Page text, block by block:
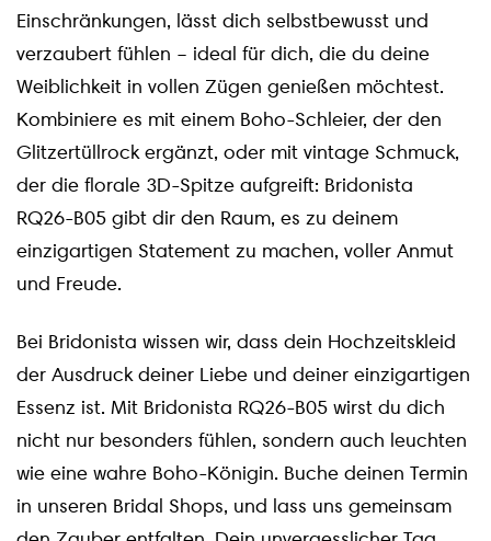
Einschränkungen, lässt dich selbstbewusst und
verzaubert fühlen – ideal für dich, die du deine
Weiblichkeit in vollen Zügen genießen möchtest.
Kombiniere es mit einem Boho-Schleier, der den
Glitzertüllrock ergänzt, oder mit vintage Schmuck,
der die florale 3D-Spitze aufgreift: Bridonista
RQ26-B05 gibt dir den Raum, es zu deinem
einzigartigen Statement zu machen, voller Anmut
und Freude.
Bei Bridonista wissen wir, dass dein Hochzeitskleid
der Ausdruck deiner Liebe und deiner einzigartigen
Essenz ist. Mit Bridonista RQ26-B05 wirst du dich
nicht nur besonders fühlen, sondern auch leuchten
wie eine wahre Boho-Königin. Buche deinen Termin
in unseren Bridal Shops, und lass uns gemeinsam